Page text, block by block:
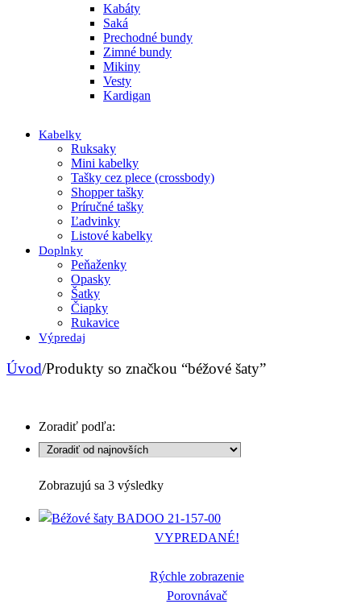
Kabáty
Saká
Prechodné bundy
Zimné bundy
Mikiny
Vesty
Kardigan
Kabelky
Ruksaky
Mini kabelky
Tašky cez plece (crossbody)
Shopper tašky
Príručné tašky
Ľadvinky
Listové kabelky
Doplnky
Peňaženky
Opasky
Šatky
Čiapky
Rukavice
Výpredaj
Úvod/Produkty so značkou “béžové šaty”
Zoradiť podľa:
Zobrazujú sa 3 výsledkySorted
latest
VYPREDANÉ!
Rýchle zobrazenie
Porovnávač